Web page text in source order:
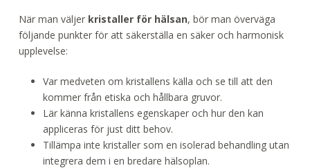
När man väljer kristaller för hälsan, bör man överväga
följande punkter för att säkerställa en säker och harmonisk
upplevelse:
Var medveten om kristallens källa och se till att den
kommer från etiska och hållbara gruvor.
Lär känna kristallens egenskaper och hur den kan
appliceras för just ditt behov.
Tillämpa inte kristaller som en isolerad behandling utan
integrera dem i en bredare hälsoplan.